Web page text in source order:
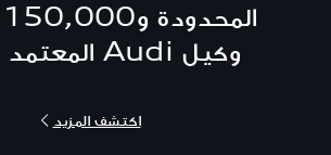
وكيل Audi المعتمد لديك.
اكتشف المزيد